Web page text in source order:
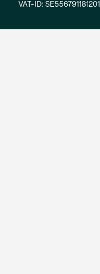
VAT-ID: SE556791181201